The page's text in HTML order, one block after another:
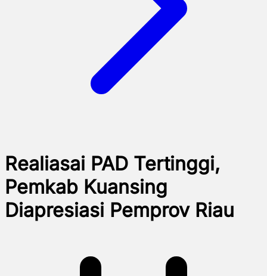
Realiasai PAD Tertinggi,
Pemkab Kuansing
Diapresiasi Pemprov Riau